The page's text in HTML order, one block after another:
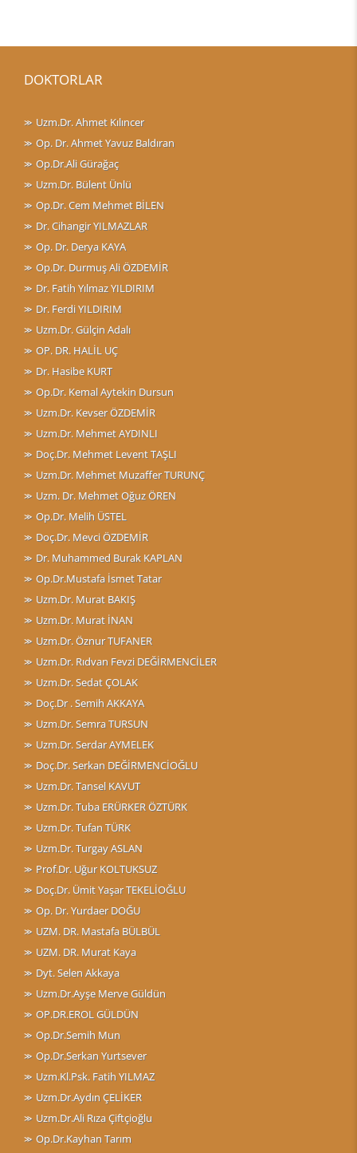
DOKTORLAR
Uzm.Dr. Ahmet Kılıncer
Op. Dr. Ahmet Yavuz Baldıran
Op.Dr.Ali Gürağaç
Uzm.Dr. Bülent Ünlü
Op.Dr. Cem Mehmet BİLEN
Dr. Cihangir YILMAZLAR
Op. Dr. Derya KAYA
Op.Dr. Durmuş Ali ÖZDEMİR
Dr. Fatih Yılmaz YILDIRIM
Dr. Ferdi YILDIRIM
Uzm.Dr. Gülçin Adalı
OP. DR. HALİL UÇ
Dr. Hasibe KURT
Op.Dr. Kemal Aytekin Dursun
Uzm.Dr. Kevser ÖZDEMİR
Uzm.Dr. Mehmet AYDINLI
Doç.Dr. Mehmet Levent TAŞLI
Uzm.Dr. Mehmet Muzaffer TURUNÇ
Uzm. Dr. Mehmet Oğuz ÖREN
Op.Dr. Melih ÜSTEL
Doç.Dr. Mevci ÖZDEMİR
Dr. Muhammed Burak KAPLAN
Op.Dr.Mustafa İsmet Tatar
Uzm.Dr. Murat BAKIŞ
Uzm.Dr. Murat İNAN
Uzm.Dr. Öznur TUFANER
Uzm.Dr. Rıdvan Fevzi DEĞİRMENCİLER
Uzm.Dr. Sedat ÇOLAK
Doç.Dr . Semih AKKAYA
Uzm.Dr. Semra TURSUN
Uzm.Dr. Serdar AYMELEK
Doç.Dr. Serkan DEĞİRMENCİOĞLU
Uzm.Dr. Tansel KAVUT
Uzm.Dr. Tuba ERÜRKER ÖZTÜRK
Uzm.Dr. Tufan TÜRK
Uzm.Dr. Turgay ASLAN
Prof.Dr. Uğur KOLTUKSUZ
Doç.Dr. Ümit Yaşar TEKELİOĞLU
Op. Dr. Yurdaer DOĞU
UZM. DR. Mastafa BÜLBÜL
UZM. DR. Murat Kaya
Dyt. Selen Akkaya
Uzm.Dr.Ayşe Merve Güldün
OP.DR.EROL GÜLDÜN
Op.Dr.Semih Mun
Op.Dr.Serkan Yurtsever
Uzm.Kl.Psk. Fatih YILMAZ
Uzm.Dr.Aydın ÇELİKER
Uzm.Dr.Ali Rıza Çiftçioğlu
Op.Dr.Kayhan Tarım